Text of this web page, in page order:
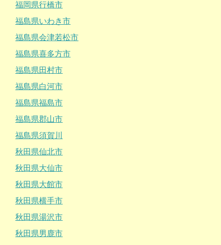
福岡県行橋市
福島県いわき市
福島県会津若松市
福島県喜多方市
福島県田村市
福島県白河市
福島県福島市
福島県郡山市
福島県須賀川
秋田県仙北市
秋田県大仙市
秋田県大館市
秋田県横手市
秋田県湯沢市
秋田県男鹿市